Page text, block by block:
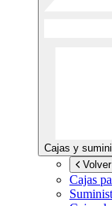
Cajas y
Cajas